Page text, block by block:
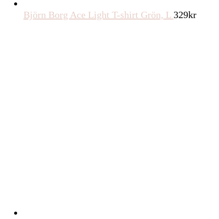
Björn Borg Ace Light T-shirt Grön, L 329kr